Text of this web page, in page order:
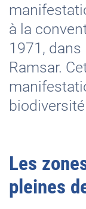
à la
1971, dans
Ramsar.
biodiversité
Les
pleines